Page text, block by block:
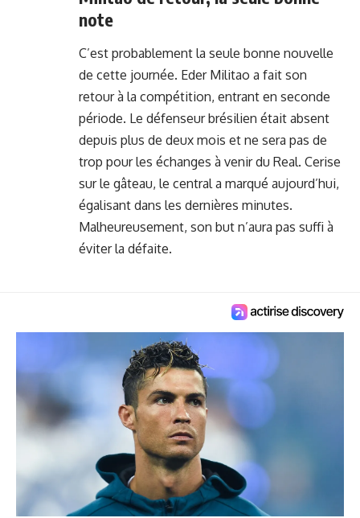
note
C’est probablement la seule bonne nouvelle
de cette journée. Eder Militao a fait son
retour à la compétition, entrant en seconde
période. Le défenseur brésilien était absent
depuis plus de deux mois et ne sera pas de
trop pour les échanges à venir du Real. Cerise
sur le gâteau, le central a marqué aujourd’hui,
égalisant dans les dernières minutes.
Malheureusement, son but n’aura pas suffi à
éviter la défaite.